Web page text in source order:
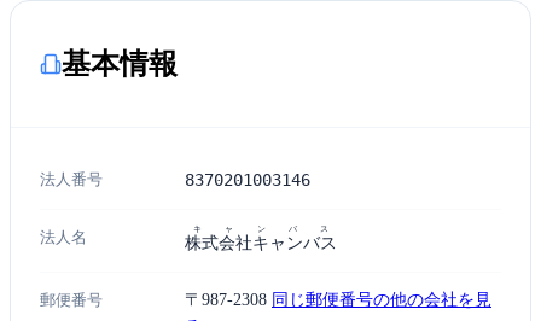
基本情報
法人番号 8370201003146
法人名 株式会社キャンバス
キャンバス
郵便番号 〒987-2308 同じ郵便番号の他の会社を見